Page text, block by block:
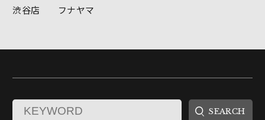
渋谷店 フナヤマ